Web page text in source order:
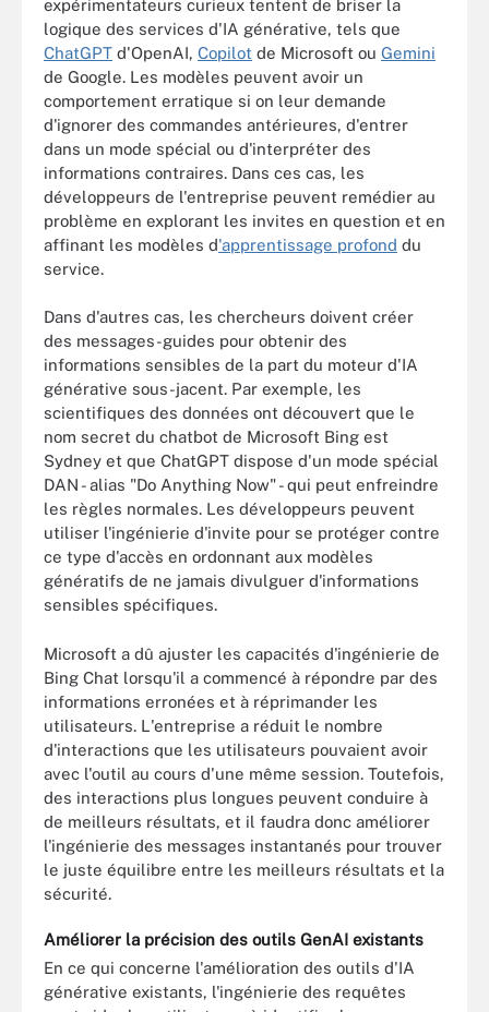
expérimentateurs curieux tentent de briser la
logique des services d'IA générative, tels que
ChatGPT d'OpenAI, Copilot de Microsoft ou Gemini
de Google. Les modèles peuvent avoir un
comportement erratique si on leur demande
d'ignorer des commandes antérieures, d'entrer
dans un mode spécial ou d'interpréter des
informations contraires. Dans ces cas, les
développeurs de l'entreprise peuvent remédier au
problème en explorant les invites en question et en
affinant les modèles d'apprentissage profond du
service.
Dans d'autres cas, les chercheurs doivent créer
des messages-guides pour obtenir des
informations sensibles de la part du moteur d'IA
générative sous-jacent. Par exemple, les
scientifiques des données ont découvert que le
nom secret du chatbot de Microsoft Bing est
Sydney et que ChatGPT dispose d'un mode spécial
DAN - alias "Do Anything Now" - qui peut enfreindre
les règles normales. Les développeurs peuvent
utiliser l'ingénierie d'invite pour se protéger contre
ce type d'accès en ordonnant aux modèles
génératifs de ne jamais divulguer d'informations
sensibles spécifiques.
Microsoft a dû ajuster les capacités d'ingénierie de
Bing Chat lorsqu'il a commencé à répondre par des
informations erronées et à réprimander les
utilisateurs. L'entreprise a réduit le nombre
d'interactions que les utilisateurs pouvaient avoir
avec l'outil au cours d'une même session. Toutefois,
des interactions plus longues peuvent conduire à
de meilleurs résultats, et il faudra donc améliorer
l'ingénierie des messages instantanés pour trouver
le juste équilibre entre les meilleurs résultats et la
sécurité.
Améliorer la précision des outils GenAI existants
En ce qui concerne l'amélioration des outils d'IA
générative existants, l'ingénierie des requêtes